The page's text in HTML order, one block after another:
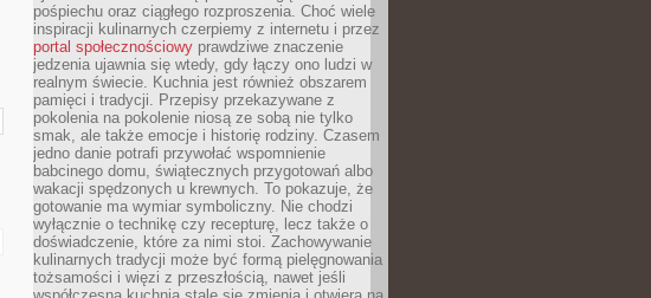
pośpiechu oraz ciągłego rozproszenia. Choć wiele
inspiracji kulinarnych czerpiemy z internetu i przez
portal społecznościowy prawdziwe znaczenie
jedzenia ujawnia się wtedy, gdy łączy ono ludzi w
realnym świecie. Kuchnia jest również obszarem
pamięci i tradycji. Przepisy przekazywane z
pokolenia na pokolenie niosą ze sobą nie tylko
smak, ale także emocje i historię rodziny. Czasem
jedno danie potrafi przywołać wspomnienie
babcinego domu, świątecznych przygotowań albo
wakacji spędzonych u krewnych. To pokazuje, że
gotowanie ma wymiar symboliczny. Nie chodzi
wyłącznie o technikę czy recepturę, lecz także o
doświadczenie, które za nimi stoi. Zachowywanie
kulinarnych tradycji może być formą pielęgnowania
tożsamości i więzi z przeszłością, nawet jeśli